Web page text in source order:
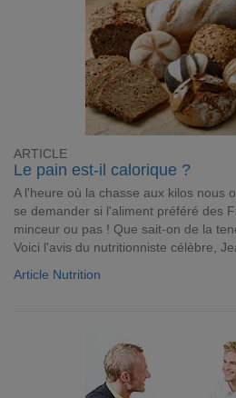
ARTICLE
Le pain est-il calorique ?
A l'heure où la chasse aux kilos nous
se demander si l'aliment préféré des
minceur ou pas ! Que sait-on de la
Voici l'avis du nutritionniste célèbre,
Article Nutrition